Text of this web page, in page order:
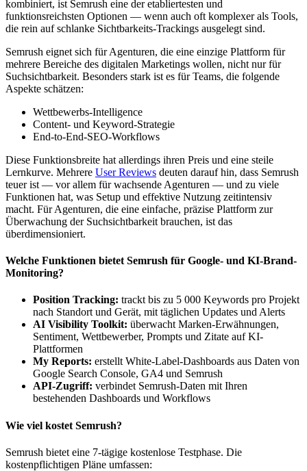
kombiniert, ist Semrush eine der etabliertesten und
funktionsreichsten Optionen — wenn auch oft komplexer als Tools,
die rein auf schlanke Sichtbarkeits-Trackings ausgelegt sind.
Semrush eignet sich für Agenturen, die eine einzige Plattform für
mehrere Bereiche des digitalen Marketings wollen, nicht nur für
Suchsichtbarkeit. Besonders stark ist es für Teams, die folgende
Aspekte schätzen:
Wettbewerbs-Intelligence
Content- und Keyword-Strategie
End-to-End-SEO-Workflows
Diese Funktionsbreite hat allerdings ihren Preis und eine steile
Lernkurve. Mehrere User Reviews deuten darauf hin, dass Semrush
teuer ist — vor allem für wachsende Agenturen — und zu viele
Funktionen hat, was Setup und effektive Nutzung zeitintensiv
macht. Für Agenturen, die eine einfache, präzise Plattform zur
Überwachung der Suchsichtbarkeit brauchen, ist das
überdimensioniert.
Welche Funktionen bietet Semrush für Google- und KI-Brand-
Monitoring?
Position Tracking: trackt bis zu 5 000 Keywords pro Projekt
nach Standort und Gerät, mit täglichen Updates und Alerts
AI Visibility Toolkit: überwacht Marken-Erwähnungen,
Sentiment, Wettbewerber, Prompts und Zitate auf KI-
Plattformen
My Reports: erstellt White-Label-Dashboards aus Daten von
Google Search Console, GA4 und Semrush
API-Zugriff: verbindet Semrush-Daten mit Ihren
bestehenden Dashboards und Workflows
Wie viel kostet Semrush?
Semrush bietet eine 7-tägige kostenlose Testphase. Die
kostenpflichtigen Pläne umfassen: